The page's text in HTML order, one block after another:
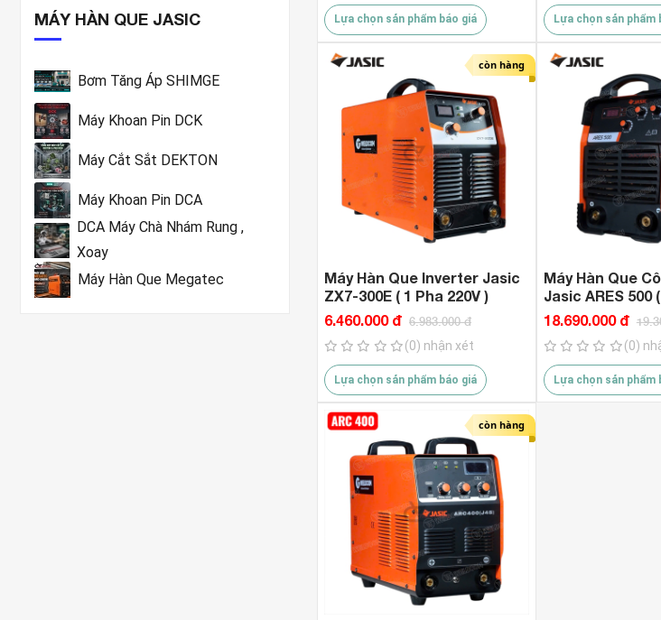
MÁY HÀN QUE JASIC
Bơm Tăng Áp SHIMGE
Máy Khoan Pin DCK
Máy Cắt Sắt DEKTON
Máy Khoan Pin DCA
DCA Máy Chà Nhám Rung ,
Xoay
Máy Hàn Que Megatec
Lựa chọn sản phẩm báo giá Lựa chọn sản phẩm
còn hàng
Máy Hàn Que Inverter Jasic
ZX7-300E ( 1 Pha 220V )
6.460.000 đ 6.983.000 đ
(0) nhận xét
Lựa chọn sản phẩm báo giá
Máy Hàn Que
Jasic ARES 500
)18.690.000 đ
(0)
Lựa chọn sản phẩm
còn hàng